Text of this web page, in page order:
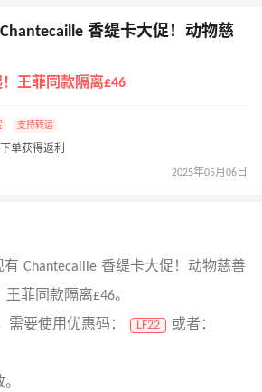
Chantecaille 香缇卡大促！动物慈
！王菲同款隔离£46
支持转运
下单获得返利
2025年05月06日
现有 Chantecaille 香缇卡大促！动物慈善
菲同款隔离£46。
需要使用优惠码：
LF22 或者：